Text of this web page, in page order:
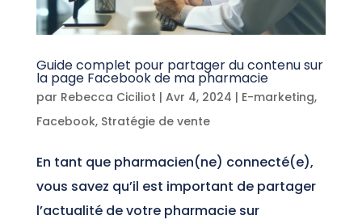
Guide complet pour partager du contenu sur
la page Facebook de ma pharmacie
par Rebecca Ciciliot | Avr 4, 2024 | E-marketing,
Facebook, Stratégie de vente
En tant que pharmacien(ne) connecté(e),
vous savez qu’il est important de partager
l’actualité de votre pharmacie sur